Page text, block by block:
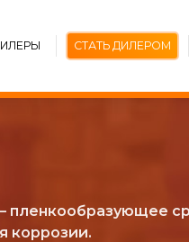
СТАТЬ ДИЛЕРОМ
коррозии.